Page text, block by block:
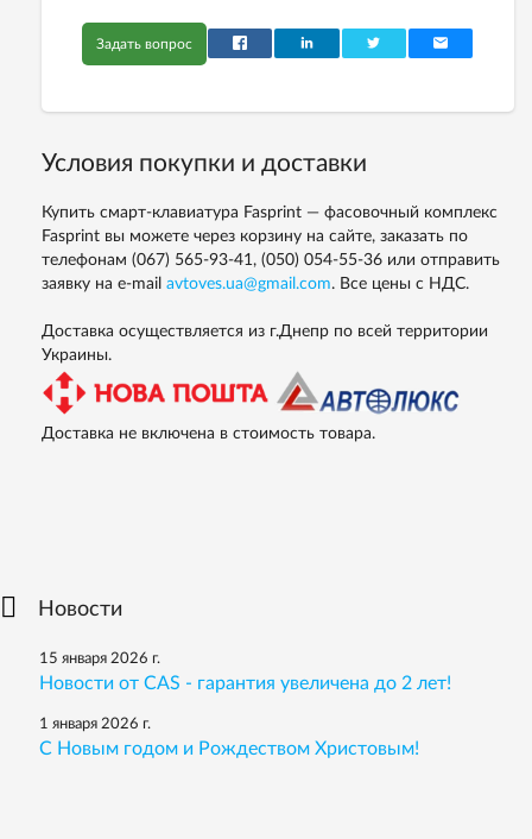
Задать вопрос
Условия покупки и доставки
Купить смарт-клавиатура Fasprint — фасовочный комплекс
Fasprint вы можете через корзину на сайте, заказать по
телефонам (067) 565-93-41, (050) 054-55-36 или отправить
заявку на e-mail avtoves.ua@gmail.com. Все цены с НДС.
Доставка осуществляется из г.Днепр по всей территории
Украины.
Доставка не включена в стоимость товара.
Новости
15 января 2026 г.
Новости от CAS - гарантия увеличена до 2 лет!
1 января 2026 г.
С Новым годом и Рождеством Христовым!